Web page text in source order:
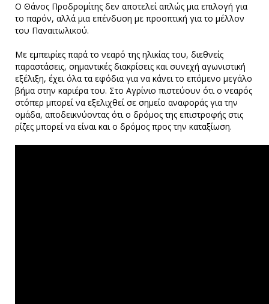
Ο Θάνος Προδρομίτης δεν αποτελεί απλώς μια επιλογή για
το παρόν, αλλά μια επένδυση με προοπτική για το μέλλον
του Παναιτωλικού.
Με εμπειρίες παρά το νεαρό της ηλικίας του, διεθνείς
παραστάσεις, σημαντικές διακρίσεις και συνεχή αγωνιστική
εξέλιξη, έχει όλα τα εφόδια για να κάνει το επόμενο μεγάλο
βήμα στην καριέρα του. Στο Αγρίνιο πιστεύουν ότι ο νεαρός
στόπερ μπορεί να εξελιχθεί σε σημείο αναφοράς για την
ομάδα, αποδεικνύοντας ότι ο δρόμος της επιστροφής στις
ρίζες μπορεί να είναι και ο δρόμος προς την καταξίωση.